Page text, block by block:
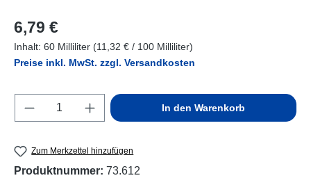
Regulärer Preis:
6,79 €
Inhalt: 60 Milliliter (11,32 € / 100 Milliliter)
Preise inkl. MwSt. zzgl. Versandkosten
Produkt Anzahl: Gib den gewünschten
In den Warenkorb
Zum Merkzettel hinzufügen
Produktnummer: 73.612